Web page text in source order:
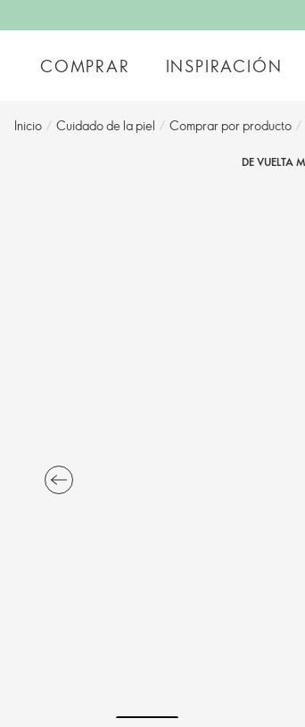
COMPRAR INSPIRACIÓN
Inicio / Cuidado de la piel / Comprar por producto /
DE VUELTA